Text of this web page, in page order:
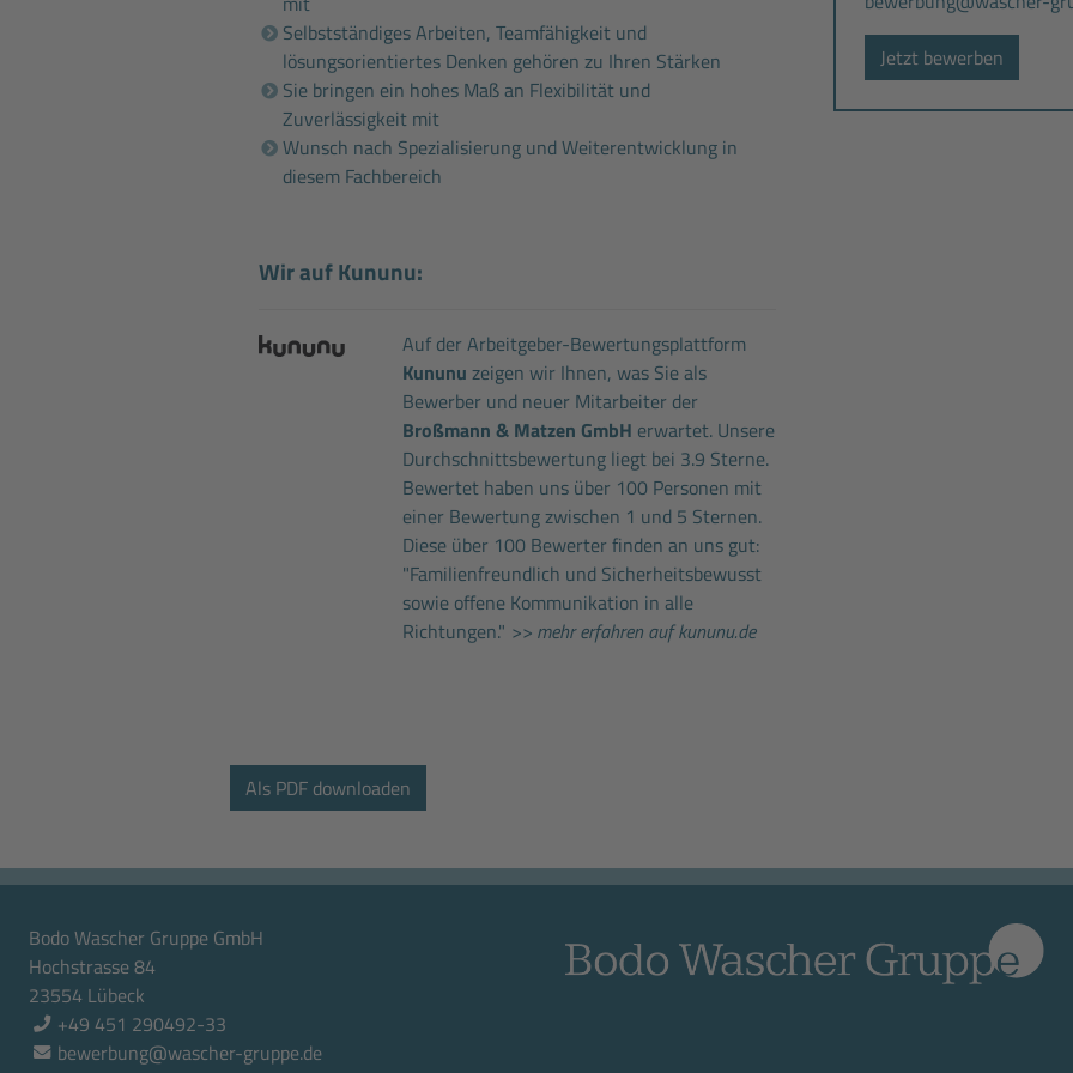
Selbstständiges Arbeiten, Teamfähigkeit und
lösungsorientiertes Denken gehören zu Ihren Stärken
Sie bringen ein hohes Maß an Flexibilität und
Zuverlässigkeit mit
Wunsch nach Spezialisierung und Weiterentwicklung in
diesem Fachbereich
Wir auf Kununu:
Auf der Arbeitgeber-Bewertungsplattform
Kununu zeigen wir Ihnen, was Sie als
Bewerber und neuer Mitarbeiter der
Broßmann & Matzen GmbH erwartet. Unsere
Durchschnittsbewertung liegt bei 3.9 Sterne.
Bewertet haben uns über 100 Personen mit
einer Bewertung zwischen 1 und 5 Sternen.
Diese über 100 Bewerter finden an uns gut:
"Familienfreundlich und Sicherheitsbewusst
sowie offene Kommunikation in alle
Richtungen." >> mehr erfahren auf kununu.de
Jetzt bewerben
Bodo Wascher Gruppe GmbH
Hochstrasse 84
23554 Lübeck
+49 451 290492-33
bewerbung@wascher-gruppe.de